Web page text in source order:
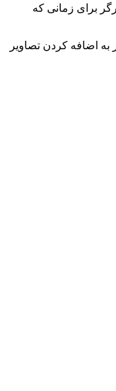
برای زمانی که
به اضافه کردن تصاویر